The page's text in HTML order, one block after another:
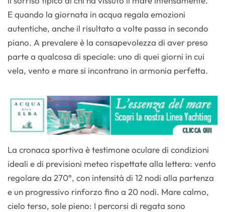
E quando la giornata in acqua regala emozioni
autentiche, anche il risultato a volte passa in secondo
piano. A prevalere è la consapevolezza di aver preso
parte a qualcosa di speciale: uno di quei giorni in cui
vela, vento e mare si incontrano in armonia perfetta.
La cronaca sportiva è testimone oculare di condizioni
ideali e di previsioni meteo rispettate alla lettera: vento
regolare da 270°, con intensità di 12 nodi alla partenza
e un progressivo rinforzo fino a 20 nodi. Mare calmo,
cielo terso, sole pieno: I percorsi di regata sono